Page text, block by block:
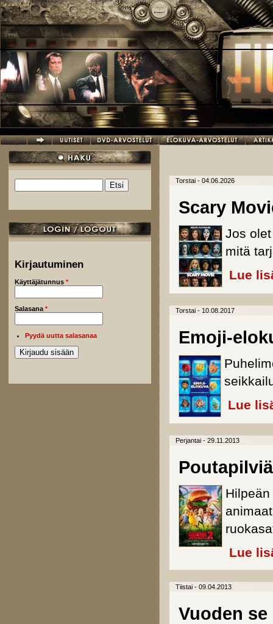
Hyppää pääsisältöön
Hakulomake
Kirjautuminen
Käyttäjätunnus *
Salasana *
Pyydä uutta salasanaa
Torstai - 04.06.2026
Scary
Jos
mitä
Lue
Torstai - 10.08.2017
Emoji-
Lue
Perjantai - 29.11.2013
Lue
Tiistai - 09.04.2013
Vuoden se